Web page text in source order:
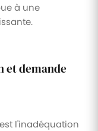
à une
et demande
l'inadéquation